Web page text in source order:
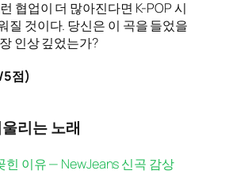
협업이 더 많아진다면 K-POP 시
질 것이다. 당신은 이 곡을 들었을
인상 깊었는가?
점)
리는 노래
힌 이유 — NewJeans 신곡 감상